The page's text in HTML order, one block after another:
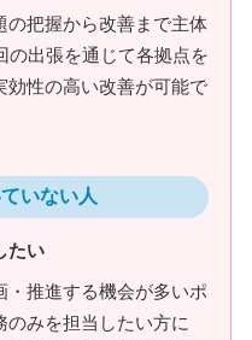
の把握から改善まで主体
の出張を通じて各拠点を
効性の高い改善が可能で
いない人
たい
・推進する機会が多いポ
のみを担当したい方に